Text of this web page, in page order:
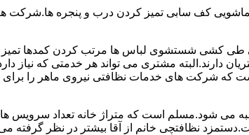
کف سابی تمیز کردن درب و پنجره ها.شرکت
کشی شستشوی لباس ها مرتب کردن کمدها
دارند.البته مشتری می تواند هر خدمتی که
که شرکت های خدمات نظافتی نیروی ماهر را
شود.مسلم است که متراژ خانه تعداد سرویس های
نظافتچی خانم از آقا بیشتر در نظر گرفته